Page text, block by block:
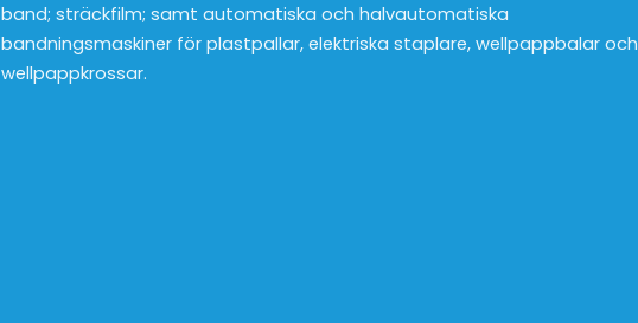
band; sträckfilm; samt automatiska och halvautomatiska
bandningsmaskiner för plastpallar, elektriska staplare, wellpappbalar och
wellpappkrossar.